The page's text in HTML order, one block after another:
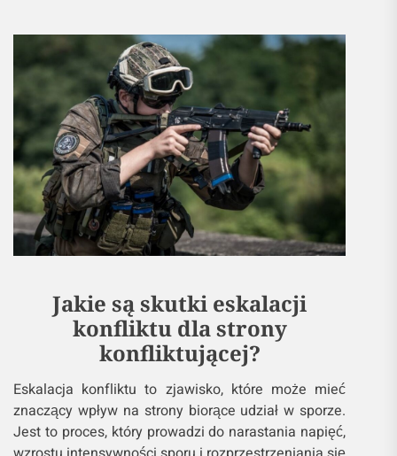
Jakie są skutki eskalacji
konfliktu dla strony
konfliktującej?
Eskalacja konfliktu to zjawisko, które może mieć
znaczący wpływ na strony biorące udział w sporze.
Jest to proces, który prowadzi do narastania napięć,